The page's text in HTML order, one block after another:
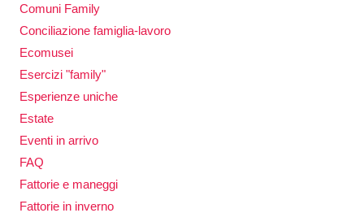
Comuni Family
Conciliazione famiglia-lavoro
Ecomusei
Esercizi "family"
Esperienze uniche
Estate
Eventi in arrivo
FAQ
Fattorie e maneggi
Fattorie in inverno